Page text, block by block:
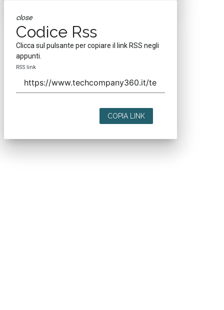
close
Codice Rss
Clicca sul pulsante per copiare il link RSS negli
appunti.
RSS link
COPIA LINK